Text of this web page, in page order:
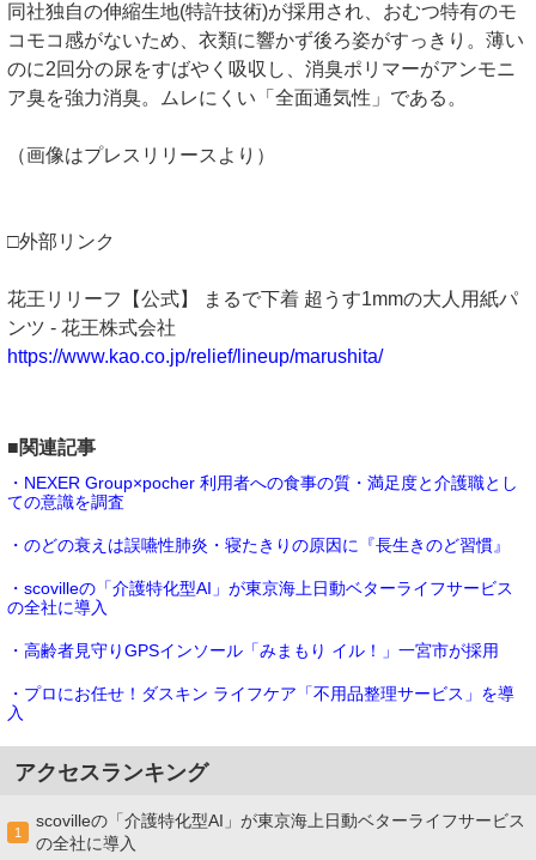
同社独自の伸縮生地(特許技術)が採用され、おむつ特有のモ
コモコ感がないため、衣類に響かず後ろ姿がすっきり。薄い
のに2回分の尿をすばやく吸収し、消臭ポリマーがアンモニ
ア臭を強力消臭。ムレにくい「全面通気性」である。
（画像はプレスリリースより）
□外部リンク
花王リリーフ【公式】 まるで下着 超うす1mmの大人用紙パ
ンツ - 花王株式会社
https://www.kao.co.jp/relief/lineup/marushita/
■関連記事
・NEXER Group×pocher 利用者への食事の質・満足度と介護職とし
ての意識を調査
・のどの衰えは誤嚥性肺炎・寝たきりの原因に『長生きのど習慣』
・scovilleの「介護特化型AI」が東京海上日動ベターライフサービス
の全社に導入
・高齢者見守りGPSインソール「みまもり イル！」一宮市が採用
・プロにお任せ！ダスキン ライフケア「不用品整理サービス」を導
入
アクセスランキング
1
scovilleの「介護特化型AI」が東京海上日動ベターライフサービス
の全社に導入